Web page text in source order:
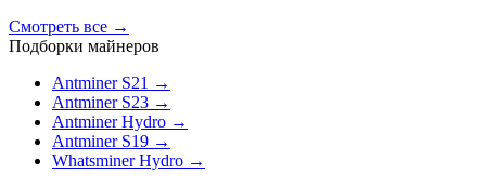
Смотреть все →
Подборки майнеров
Antminer S21 →
Antminer S23 →
Antminer Hydro →
Antminer S19 →
Whatsminer Hydro →